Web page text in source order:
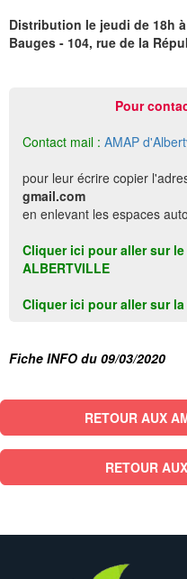
Distribution le jeudi de 18h
Bauges - 104, rue de la
Pour
Contact mail : AMAP
pour leur écrire copier
gmail.com
en enlevant les espaces
Cliquer ici pour aller sur
ALBERTVILLE
Cliquer ici pour aller sur
Fiche INFO du 09/03/2020
RETOUR AUX
RETOUR